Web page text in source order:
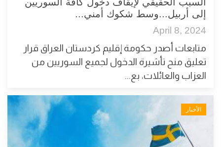
إلى أربيل...وسط شكوك أمني...
April 8, 2024
متابعات أصدر حكومة إقليم كردستان العراق قرار
تعليق منح تأشيرة الدخول لجميع السوريين من
العزاب والعائلات، بع...
الأخبار